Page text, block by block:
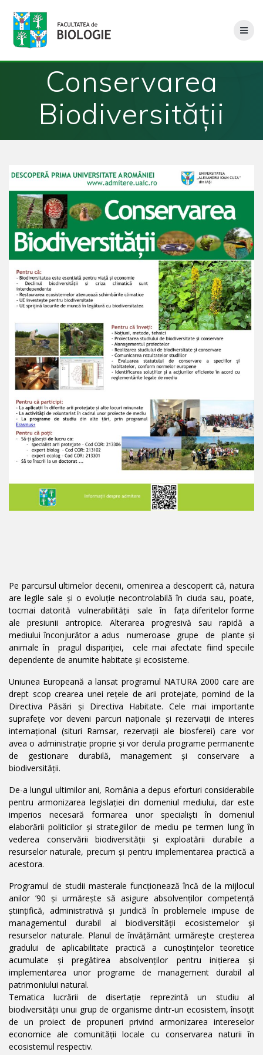
Conservarea
Biodiversității
Pe parcursul ultimelor decenii, omenirea a descoperit că, natura
are legile sale şi o evoluţie necontrolabilă în ciuda sau, poate,
tocmai datorită vulnerabilităţii sale în faţa diferitelor forme
ale presiunii antropice. Alterarea progresivă sau rapidă a
mediului înconjurător a adus numeroase grupe de plante şi
animale în pragul dispariţiei, cele mai afectate fiind speciile
dependente de anumite habitate şi ecosisteme.
Uniunea Europeană a lansat programul NATURA 2000 care are
drept scop crearea unei reţele de arii protejate, pornind de la
Directiva Păsări şi Directiva Habitate. Cele mai importante
suprafeţe vor deveni parcuri naţionale şi rezervaţii de interes
internaţional (situri Ramsar, rezervaţii ale biosferei) care vor
avea o administraţie proprie şi vor derula programe permanente
de gestionare durabilă, management şi conservare a
biodiversităţii.
De-a lungul ultimilor ani, România a depus eforturi considerabile
pentru armonizarea legislaţiei din domeniul mediului, dar este
imperios necesară formarea unor specialişti în domeniul
elaborării politicilor şi strategiilor de mediu pe termen lung în
vederea conservării biodiversităţii şi exploatării durabile a
resurselor naturale, precum şi pentru implementarea practică a
acestora.
Programul de studii masterale funcţionează încă de la mijlocul
anilor ’90 şi urmăreşte să asigure absolvenţilor competenţă
ştiinţifică, administrativă şi juridică în problemele impuse de
managementul durabil al biodiversităţii ecosistemelor şi
resurselor naturale. Planul de învăţământ urmăreşte creşterea
gradului de aplicabilitate practică a cunoştinţelor teoretice
acumulate şi pregătirea absolvenţilor pentru iniţierea şi
implementarea unor programe de management durabil al
patrimoniului natural.
Tematica lucrării de disertaţie reprezintă un studiu al
biodiversităţii unui grup de organisme dintr-un ecosistem, însoţit
de un proiect de propuneri privind armonizarea intereselor
economice ale comunităţii locale cu conservarea naturii în
ecosistemul respectiv.